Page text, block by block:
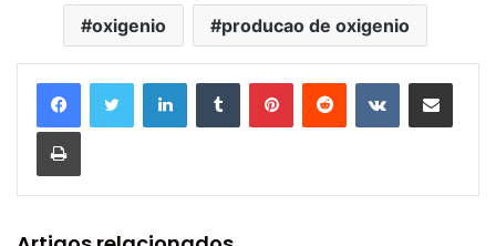
oxigenio producao de oxigenio